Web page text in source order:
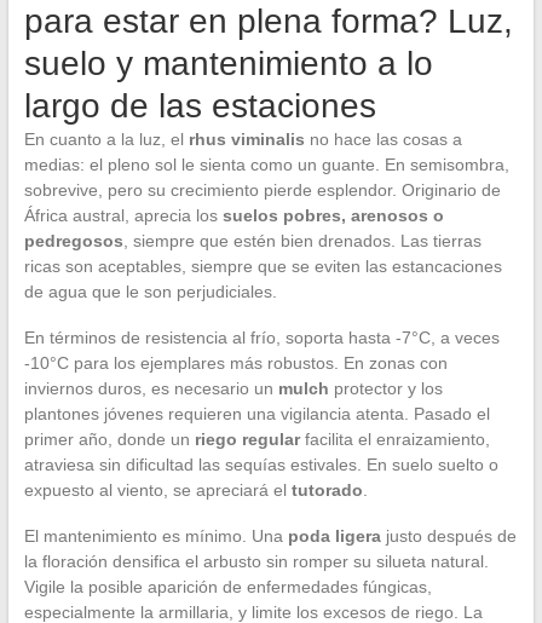
para estar en plena forma? Luz,
suelo y mantenimiento a lo
largo de las estaciones
En cuanto a la luz, el rhus viminalis no hace las cosas a
medias: el pleno sol le sienta como un guante. En semisombra,
sobrevive, pero su crecimiento pierde esplendor. Originario de
África austral, aprecia los suelos pobres, arenosos o
pedregosos , siempre que estén bien drenados. Las tierras
ricas son aceptables, siempre que se eviten las estancaciones
de agua que le son perjudiciales.
En términos de resistencia al frío, soporta hasta -7°C, a veces
-10°C para los ejemplares más robustos. En zonas con
inviernos duros, es necesario un mulch protector y los
plantones jóvenes requieren una vigilancia atenta. Pasado el
primer año, donde un riego regularfacilita el enraizamiento,
atraviesa sin dificultad las sequías estivales. En suelo suelto o
expuesto al viento, se apreciará el tutorado
El mantenimiento es mínimo. Una poda ligerajusto después de
la floración densifica el arbusto sin romper su silueta natural.
Vigile la posible aparición de enfermedades fúngicas,
especialmente la armillaria, y limite los excesos de riego. La